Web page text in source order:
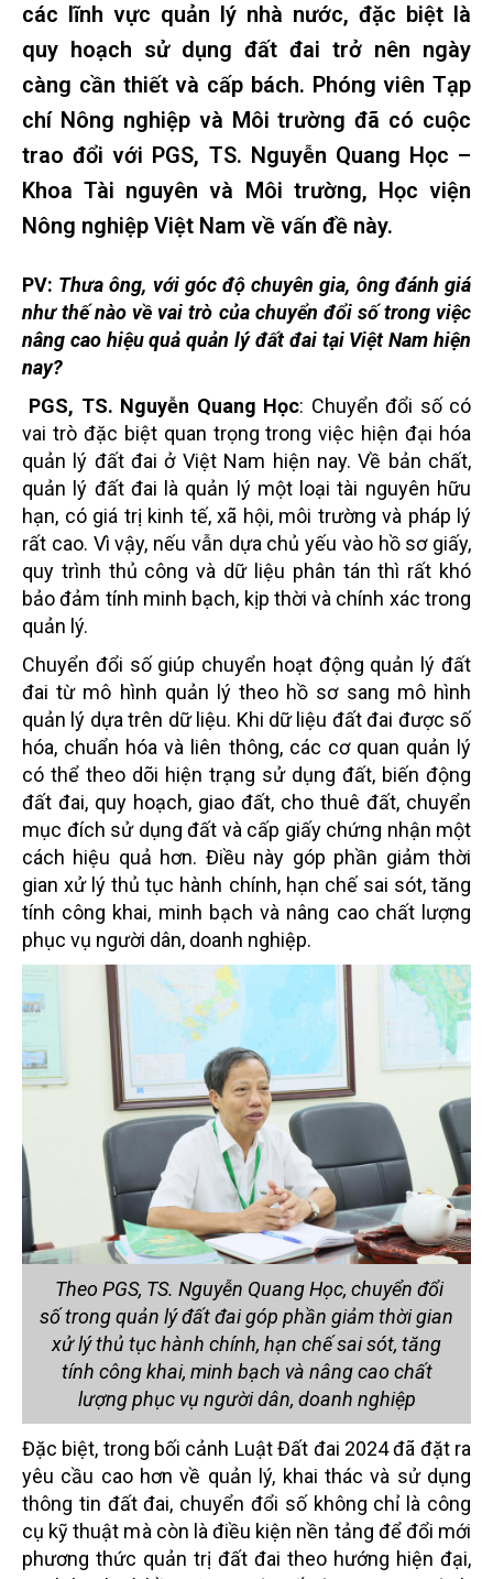
các lĩnh vực quản lý nhà nước, đặc biệt là
quy hoạch sử dụng đất đai trở nên ngày
càng cần thiết và cấp bách. Phóng viên Tạp
chí Nông nghiệp và Môi trường đã có cuộc
trao đổi với PGS, TS. Nguyễn Quang Học –
Khoa Tài nguyên và Môi trường, Học viện
Nông nghiệp Việt Nam về vấn đề này.
PV: Thưa ông, với góc độ chuyên gia, ôngđánh giá
như thế nào về vai trò của chuyển đổi số trong việc
nâng cao hiệu quả quản lý đất đai tại Việt Nam hiện
nay?
PGS, TS. Nguyễn Quang Học: Chuyển đổi số có
vai trò đặc biệt quan trọng trong việc hiện đại hóa
quản lý đất đai ở Việt Nam hiện nay. Về bản chất,
quản lý đất đai là quản lý một loại tài nguyên hữu
hạn, có giá trị kinh tế, xã hội, môi trường và pháp lý
rất cao. Vì vậy, nếu vẫn dựa chủ yếu vào hồ sơ giấy,
quy trình thủ công và dữ liệu phân tán thì rất khó
bảo đảm tính minh bạch, kịp thời và chính xác trong
quản lý.
Chuyển đổi số giúp chuyển hoạt động quản lý đất
đai từ mô hình quản lý theo hồ sơ sang mô hình
quản lý dựa trên dữ liệu. Khi dữ liệu đất đai được số
hóa, chuẩn hóa và liên thông, các cơ quan quản lý
có thể theo dõi hiện trạng sử dụng đất, biến động
đất đai, quy hoạch, giao đất, cho thuê đất, chuyển
mục đích sử dụng đất và cấp giấy chứng nhận một
cách hiệu quả hơn. Điều này góp phần giảm thời
gian xử lý thủ tục hành chính, hạn chế sai sót, tăng
tính công khai, minh bạch và nâng cao chất lượng
phục vụ người dân, doanh nghiệp.
Theo PGS, TS. Nguyễn Quang Học, chuyển đổi
số trong quản lý đất đai góp phần giảm thời gian
xử lý thủ tục hành chính, hạn chế sai sót, tăng
tính công khai, minh bạch và nâng cao chất
lượng phục vụ người dân, doanh nghiệp
Đặc biệt, trong bối cảnh Luật Đất đai 2024 đã đặt ra
yêu cầu cao hơn về quản lý, khai thác và sử dụng
thông tin đất đai, chuyển đổi số không chỉ là công
cụ kỹ thuật mà còn là điều kiện nền tảng để đổi mới
phương thức quản trị đất đai theo hướng hiện đại,